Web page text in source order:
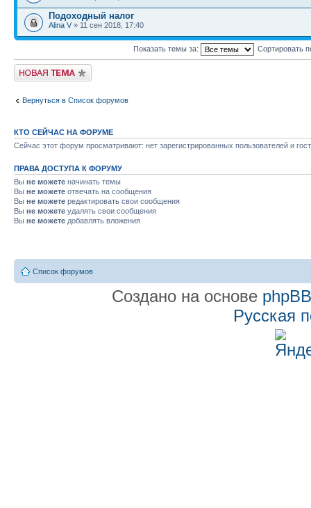
Подоходный налог
Alina V » 11 сен 2018, 17:40
Показать темы за: Сортировать
Начать новую тему
Вернуться в Список форумов
КТО СЕЙЧАС НА ФОРУМЕ
Сейчас этот форум просматривают: нет зарегистрированных пользователей и
ПРАВА ДОСТУПА К ФОРУМУ
Вы не можете начинать темы
Вы не можете отвечать на сообщения
Вы не можете редактировать свои сообщения
Вы не можете удалять свои сообщения
Вы не можете добавлять вложения
Список форумов
Создано на основе phpBB
Русская